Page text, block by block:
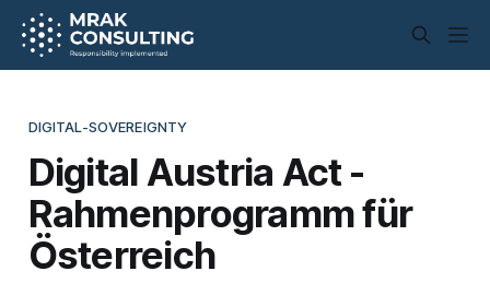
DIGITAL-SOVEREIGNTY
Digital Austria Act -
Rahmenprogramm für
Österreich